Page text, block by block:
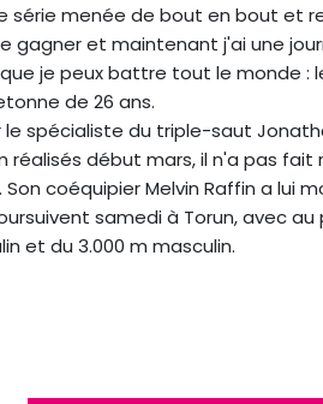
série menée de bout en bout et
gagner et maintenant j'ai une
je peux battre tout le monde :
de 26 ans.
spécialiste du triple-saut
réalisés début mars, il n'a pas fait
coéquipier Melvin Raffin a lui
samedi à Torun, avec
et du 3.000 m masculin.